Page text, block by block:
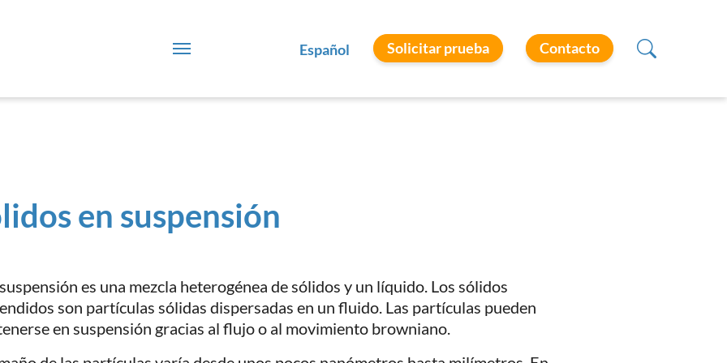
Español Solicitar prueba Contacto
en suspensión
es una mezcla heterogénea de sólidos y un líquido. Los sólidos
son partículas sólidas dispersadas en un fluido. Las partículas pueden
en suspensión gracias al flujo o al movimiento browniano.